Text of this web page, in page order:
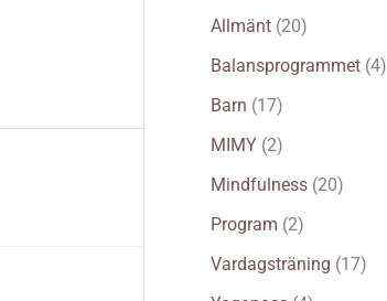
f
t
e
Allmänt(20)
Balansprogrammet(4)
Barn (17)
MIMY(2)
Mindfulness(20)
Program (2)
Vardagsträning (17)